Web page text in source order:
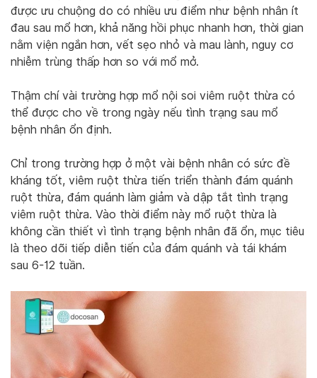
được ưu chuộng do có nhiều ưu điểm như bệnh nhân ít
đau sau mổ hơn, khả năng hồi phục nhanh hơn, thời gian
nằm viện ngắn hơn, vết sẹo nhỏ và mau lành, nguy cơ
nhiễm trùng thấp hơn so với mổ mở.
Thậm chí vài trường hợp mổ nội soi viêm ruột thừa có
thể được cho về trong ngày nếu tình trạng sau mổ
bệnh nhân ổn định.
Chỉ trong trường hợp ở một vài bệnh nhân có sức đề
kháng tốt, viêm ruột thừa tiến triển thành đám quánh
ruột thừa, đám quánh làm giảm và dập tắt tình trạng
viêm ruột thừa. Vào thời điểm này mổ ruột thừa là
không cần thiết vì tình trạng bệnh nhân đã ổn, mục tiêu
là theo dõi tiếp diễn tiến của đám quánh và tái khám
sau 6-12 tuần.